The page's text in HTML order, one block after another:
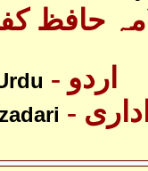
حافظ
- اردو